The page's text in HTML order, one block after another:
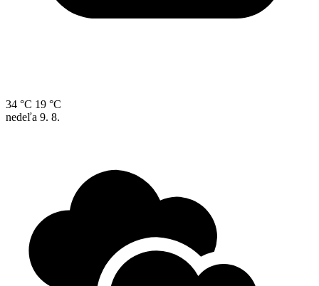
34 °C 19 °C
nedeľa 9. 8.